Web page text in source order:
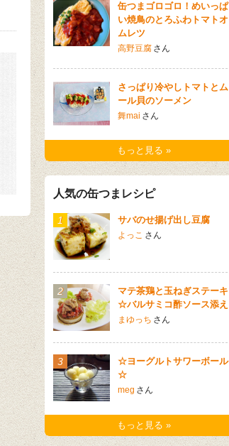
缶つまゴロゴロ！めいっぱ
い焼鳥のとろふわトマトオ
ムレツ
高野豆腐 さん
さっぱり冷やしトマトとム
ール貝のソーメン
舞mai さん
もっと見る »
人気の缶つまレシピ
1 サバのせ揚げ出し豆腐
よっこ さん
2
マテ茶鶏と玉ねぎステーキ
☆バルサミコ酢ソース添え
まゆっち さん
3
☆ヨーグルトサワーボール
☆
meg さん
もっと見る »